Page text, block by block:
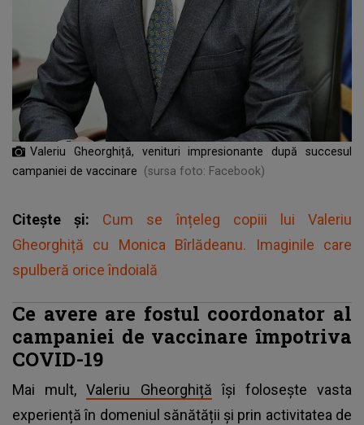
Valeriu Gheorghiță, venituri impresionante după succesul
campaniei de vaccinare
(sursa foto: Facebook)
Citește și: Cum se înțeleg copiii lui Valeriu
Gheorghiță cu Monica Bîrlădeanu. Imaginile care
spulberă orice îndoială
Ce avere are fostul coordonator al
campaniei de vaccinare împotriva
COVID-19
Mai mult,Valeriu Gheorghiță își folosește vasta
experiență în domeniul sănătății și prin activitatea de